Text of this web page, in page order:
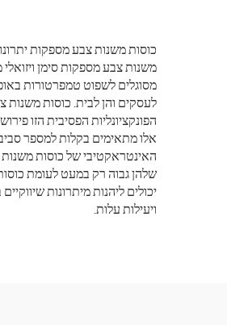
כוסות משנות צבע מספקות
משנות צבע מספקות סימן
לעסקים והן לבית. כוסות משנות
הפונקציונליות הפסיבית הזו
אלו מתאימים בקלות למספר
האינטראקטיבי של כוסות
שלהן גבוה רק במעט לעומת
יכולים ליהנות מיתרונות
ויעילות עלות.